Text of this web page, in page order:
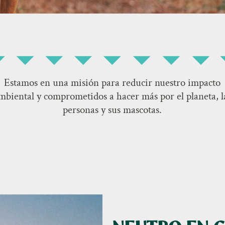
Estamos en una misión para reducir nuestro impacto
y comprometidos a hacer más por el planeta,
personas y sus mascotas.